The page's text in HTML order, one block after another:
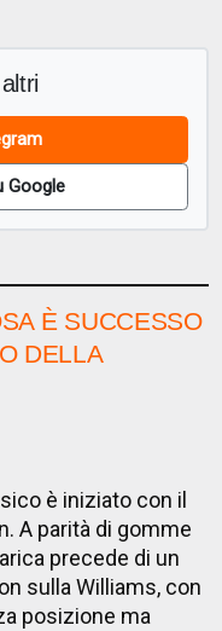
Google
È SUCCESSO
DELLA
è iniziato con il
A parità di gomme
precede di un
sulla Williams, con
posizione ma